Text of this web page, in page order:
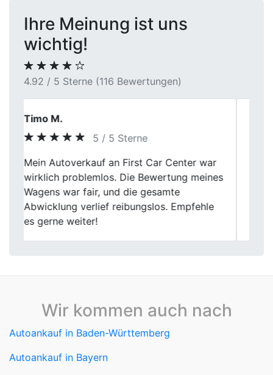
Ihre Meinung ist uns
wichtig!
4.92 / 5 Sterne (116 Bewertungen)
Heinrich Baumann
5 / 5 Sterne
Nach meiner Erfahrung arbeitet das First
Car Center sehr strukturiert. Die
Bewertung erfolgte sachlich, Rückfragen
wurden ruhig und verständlich
beantwortet.
Previous
Wir kommen auch nach
Autoankauf in Baden-Württemberg
Autoankauf in Bayern